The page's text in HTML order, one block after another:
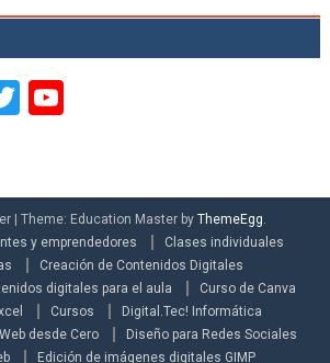
TwitterYouTube
| Theme: Education Master by ThemeEgg
y emprendedores
Clases individuales
Creación de Contenidos Digitales
digitales para el aula
Curso de Canva
Cursos
Digital.Tec! Informática
desde Cero
Diseño para Redes Sociales
Edición de imágenes digitales GIMP